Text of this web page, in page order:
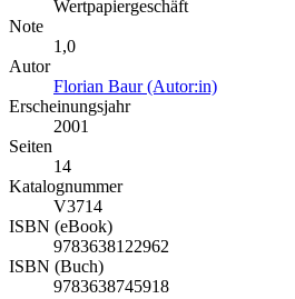
Wertpapiergeschäft
Note
1,0
Autor
Florian Baur (Autor:in)
Erscheinungsjahr
2001
Seiten
14
Katalognummer
V3714
ISBN (eBook)
9783638122962
ISBN (Buch)
9783638745918